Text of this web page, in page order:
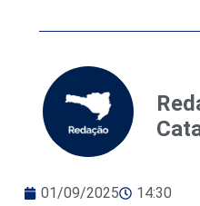
01/09/2025 14:30